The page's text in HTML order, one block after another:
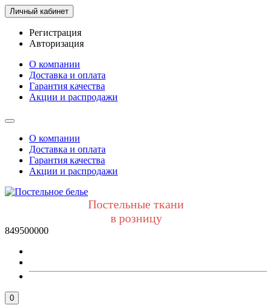
Личный кабинет
Регистрация
Авторизация
О компании
Доставка и оплата
Гарантия качества
Акции и распродажи
О компании
Доставка и оплата
Гарантия качества
Акции и распродажи
Постельные ткани
в розницу
849500000
0